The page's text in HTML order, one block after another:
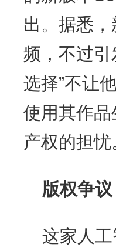
出。据悉
频，不过引
选择”不让
使用其作
产权的担忧
版权争议
这家人